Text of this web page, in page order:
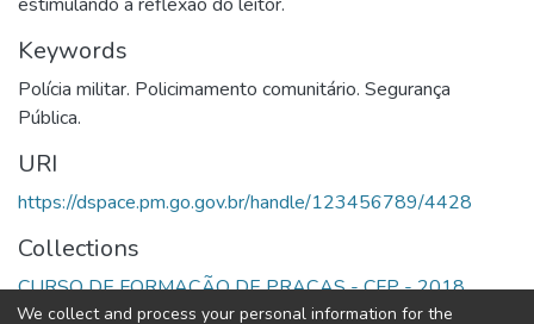
Keywords
Polícia militar. Policimamento comunitário. Segurança
Pública.
URI
https://dspace.pm.go.gov.br/handle/123456789/4428
Collections
CURSO DE FORMAÇÃO DE PRAÇAS - CFP - 2018
We collect and process your personal information for the